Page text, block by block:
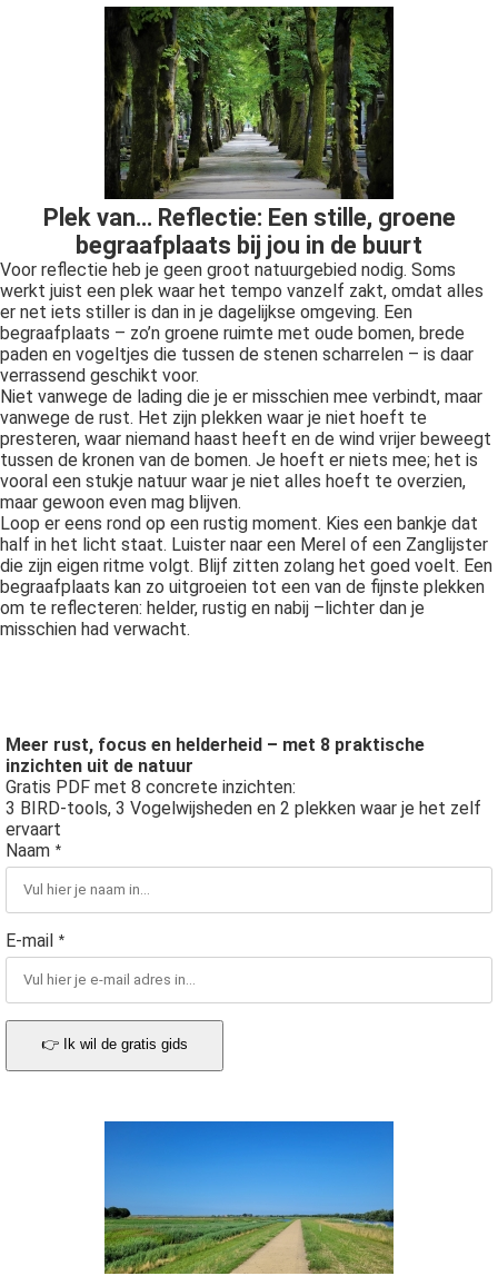
Plek van… Reflectie: Een stille, groene
begraafplaats bij jou in de buurt
Voor reflectie heb je geen groot natuurgebied nodig. Soms
werkt juist een plek waar het tempo vanzelf zakt, omdat alles
er net iets stiller is dan in je dagelijkse omgeving. Een
begraafplaats – zo’n groene ruimte met oude bomen, brede
paden en vogeltjes die tussen de stenen scharrelen – is daar
verrassend geschikt voor.
Niet vanwege de lading die je er misschien mee verbindt, maar
vanwege de rust. Het zijn plekken waar je niet hoeft te
presteren, waar niemand haast heeft en de wind vrijer beweegt
tussen de kronen van de bomen. Je hoeft er niets mee; het is
vooral een stukje natuur waar je niet alles hoeft te overzien,
maar gewoon even mag blijven.
Loop er eens rond op een rustig moment. Kies een bankje dat
half in het licht staat. Luister naar een Merel of een Zanglijster
die zijn eigen ritme volgt. Blijf zitten zolang het goed voelt. Een
begraafplaats kan zo uitgroeien tot een van de fijnste plekken
om te reflecteren: helder, rustig en nabij –lichter dan je
misschien had verwacht.
Meer rust, focus en helderheid – met 8 praktische
inzichten uit de natuur
Gratis PDF met 8 concrete inzichten:
3 BIRD-tools, 3 Vogelwijsheden en 2 plekken waar je het zelf
ervaart
Naam *
E-mail *
👉 Ik wil de gratis gids